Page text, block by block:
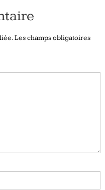
Les champs obligatoires